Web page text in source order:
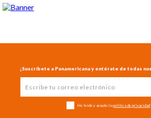
¡Suscríbete a Panamericana y entérate de todas
He leído y acepto la política de privacidad